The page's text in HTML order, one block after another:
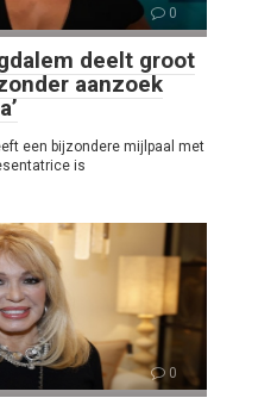
0
deelt groot
aanzoek
een bijzondere mijlpaal met
is
0